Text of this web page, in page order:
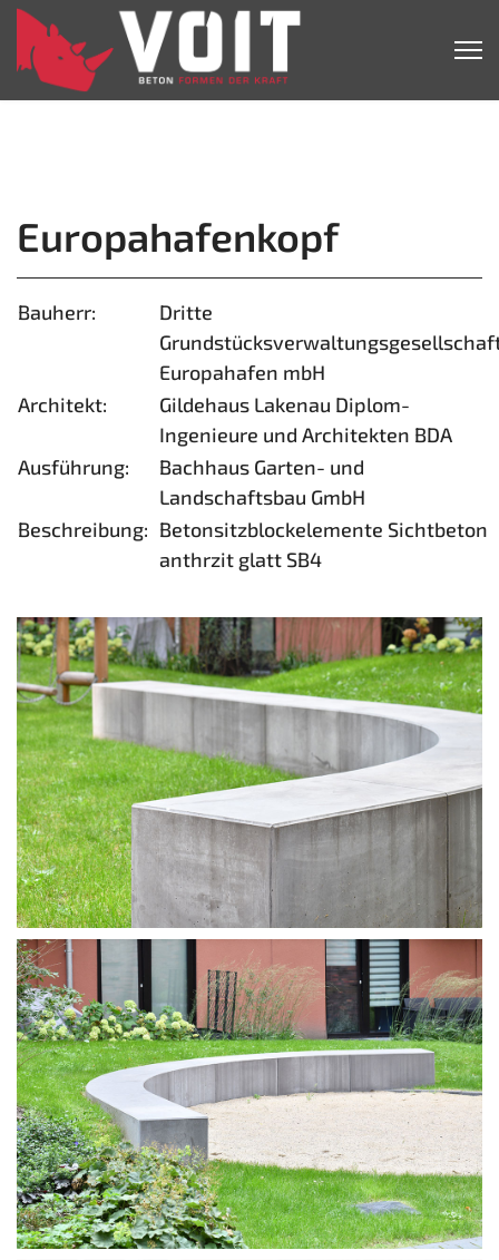
Europahafenkopf
Bauherr:
Dritte
Europahafen mbH
Architekt:
Gildehaus Lakenau Diplom-
Ingenieure und Architekten BDA
Ausführung:
Bachhaus Garten- und
Landschaftsbau GmbH
Beschreibung: Betonsitzblockelemente Sichtbeton
anthrzit glatt SB4